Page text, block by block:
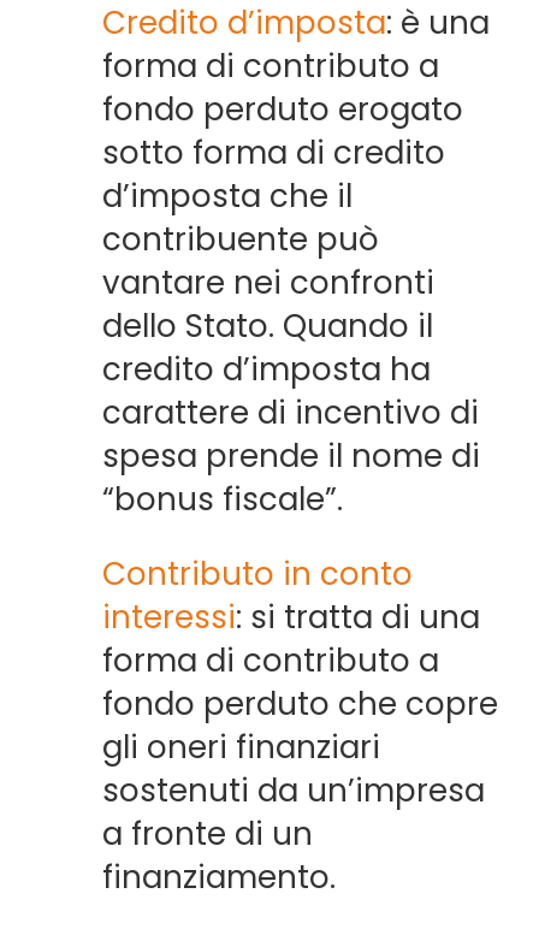
Credito d’imposta: è una
forma di contributo a
fondo perduto erogato
sotto forma di credito
d’imposta che il
contribuente può
vantare nei confronti
dello Stato. Quando il
credito d’imposta ha
carattere di incentivo di
spesa prende il nome di
“bonus fiscale”.
Contributo in conto
interessi: si tratta di una
forma di contributo a
fondo perduto che copre
gli oneri finanziari
sostenuti da un’impresa
a fronte di un
finanziamento.